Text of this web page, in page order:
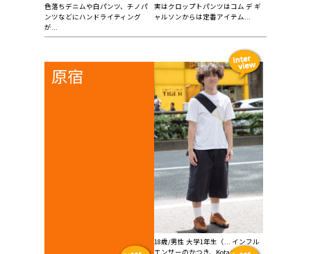
色落ちデニムや白パンツ、チノパ
ンツなどにハンドライティング
が...
実はクロップトパンツはコム デ ギ
ャルソンからは定番アイテム...
原宿
18歳/男性 大学1年生（... インフル
エンサーのかつき、Kotaの...